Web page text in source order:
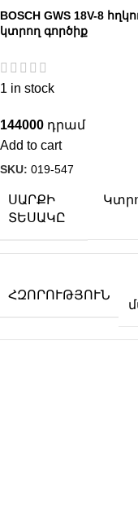
BOSCH GWS 18V-8
կտրող գործիք
1 in stock
144000
Add to cart
SKU: 019-547
ՍԱՐՔԻ
ՏԵՍԱԿԸ
ՀԶՈՐՈՒԹՅՈՒՆ